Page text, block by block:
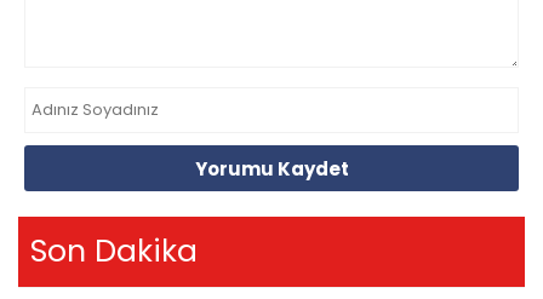
Yorumu Kaydet
Son Dakika